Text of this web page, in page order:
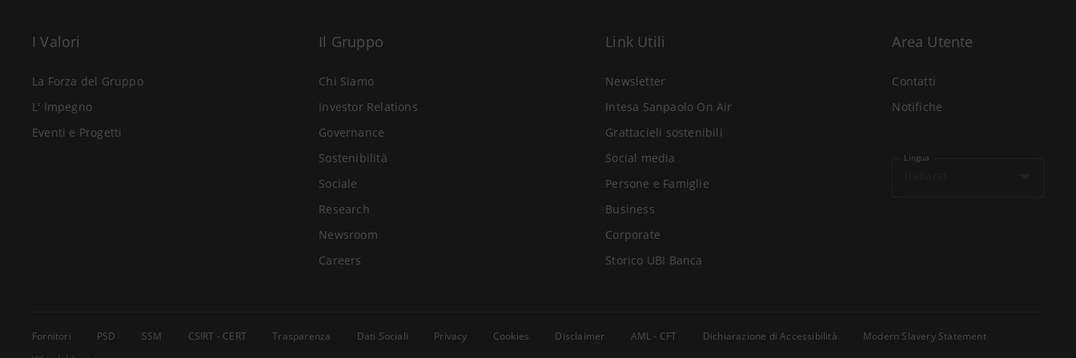
I Valori
La Forza del Gruppo
L' Impegno
Eventi e Progetti
Il Gruppo
Chi Siamo
Investor Relations
Governance
Sostenibilità
Sociale
Research
Newsroom
Careers
Link Utili
Newsletter
Intesa Sanpaolo On Air
Grattacieli sostenibili
Social media
Persone e Famiglie
Business
Corporate
Storico UBI Banca
Area Utente
Contatti
Notifiche
Lingua
Fornitori PSD SSM CSIRT - CERT Trasparenza Dati Sociali Privacy Cookies Disclaimer AML - CFT Dichiarazione di Accessibilità
Modern Slavery Statement